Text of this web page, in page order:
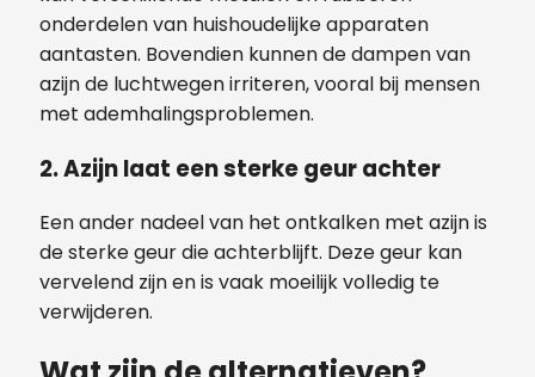
onderdelen van huishoudelijke apparaten
aantasten. Bovendien kunnen de dampen van
azijn de luchtwegen irriteren, vooral bij mensen
met ademhalingsproblemen.
2. Azijn laat een sterke geur achter
Een ander nadeel van het ontkalken met azijn is
de sterke geur die achterblijft. Deze geur kan
vervelend zijn en is vaak moeilijk volledig te
verwijderen.